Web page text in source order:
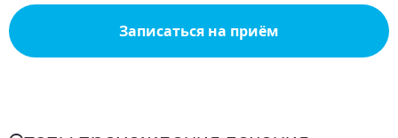
Записаться на приём